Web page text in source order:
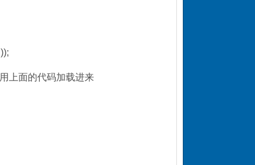
上面的代码加载进来